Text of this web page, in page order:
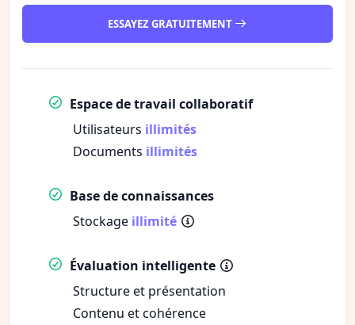
ESSAYEZ GRATUITEMENT
Espace de travail collaboratif
Utilisateurs illimités
Documents illimités
Base de connaissances
Stockage illimité
Évaluation intelligente
Structure et présentation
Contenu et cohérence